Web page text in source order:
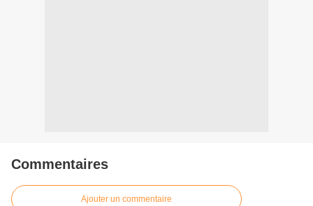
Commentaires
Ajouter un commentaire